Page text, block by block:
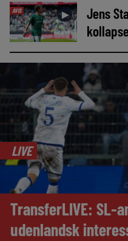
AVIS ►
Jens
LIVE
TransferLIVE: SL-
udenlandsk